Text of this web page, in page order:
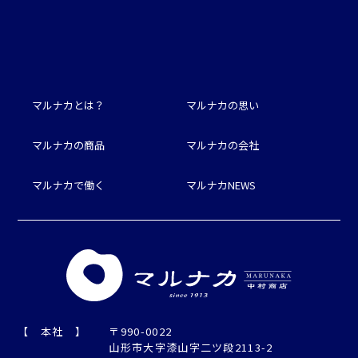
【 本社 】
〒990-0022
山形市大字漆山字二ツ段2113-2
マルナカとは？ マルナカの思い
マルナカの商品 マルナカの会社
マルナカで働く マルナカNEWS